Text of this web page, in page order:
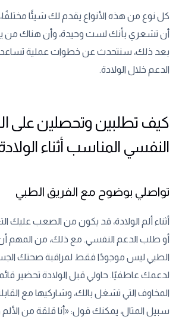
كل نوع من هذه الأنواع يقدم لك شيئًا
أن تشعري بأنك لست وحيدة، وأن هناك من
بعد ذلك، سنتحدث عن خطوات عملية
الدعم خلال الولادة.
كيف تطلبين وتحصلين على
النفسي المناسب أثناء
تواصلي بوضوح مع الفريق الطبي
أثناء ألم الولادة، قد يكون من الصعب عليك
أو طلب الدعم النفسي. مع ذلك، من المهم
الطبي ليس موجودًا فقط لمراقبة صحتك
لدعمك عاطفيًا. حاولي قبل الولادة تحضير
المخاوف التي تشغل بالك، وشاركيها مع
سبيل المثال، يمكنك قول: «أنا قلقة من الألم